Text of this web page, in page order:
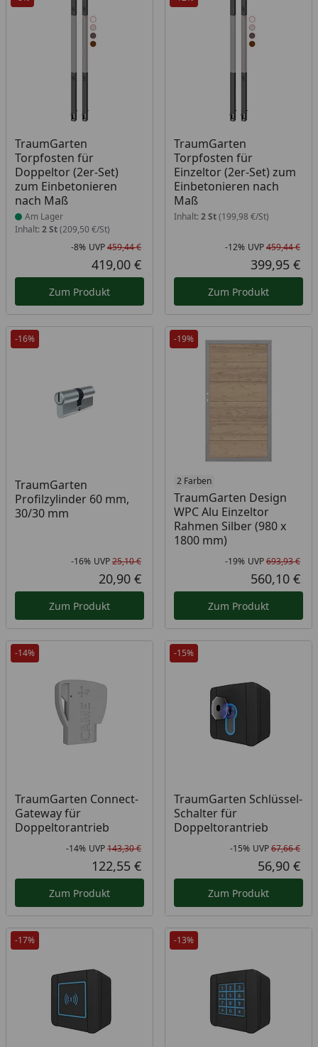
TraumGarten
Torpfosten für
Doppeltor (2er-Set)
zum Einbetonieren
nach Maß
Produkt am Lager
Am Lager
Inhalt: 2 St(209,50 €/St)
Rabatt in Prozent
-8%
Ursprünglicher Preis
UVP459,44 €
Aktueller Preis
419,00 €
Zum Produkt
TraumGarten
Torpfosten für
Einzeltor (2er-Set) zum
Einbetonieren nach
Maß
Inhalt: 2 St(199,98 €/St)
-12% UVP459,44 €
399,95 €
Zum Produkt
-16%
TraumGarten
Profilzylinder 60 mm,
30/30 mm
Rabatt in Prozent
-16%
Ursprünglicher Preis
UVP25,10 €
Aktueller Preis
20,90 €
Zum Produkt
-19%
2 Farben
TraumGarten Design
WPC Alu Einzeltor
Rahmen Silber (980 x
1800 mm)
-19% UVP693,93 €
560,10 €
Zum Produkt
-14%
TraumGarten Connect-
Gateway für
Doppeltorantrieb
Rabatt in Prozent
-14%
Ursprünglicher Preis
UVP143,30 €
Aktueller Preis
122,55 €
Zum Produkt
-15%
TraumGarten Schlüssel-
Schalter für
Doppeltorantrieb
-15% UVP67,66 €
56,90 €
Zum Produkt
-17% -13%